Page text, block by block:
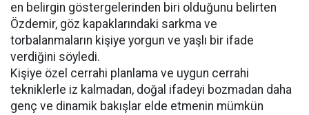
en belirgin göstergelerinden biri olduğunu belirten
Özdemir, göz kapaklarındaki sarkma ve
torbalanmaların kişiye yorgun ve yaşlı bir ifade
verdiğini söyledi.
Kişiye özel cerrahi planlama ve uygun cerrahi
tekniklerle iz kalmadan, doğal ifadeyi bozmadan daha
genç ve dinamik bakışlar elde etmenin mümkün